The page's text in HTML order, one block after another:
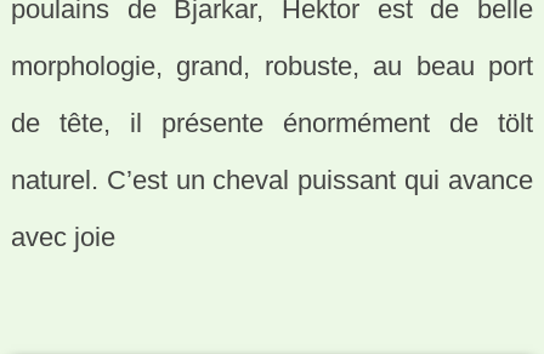
poulains de Bjarkar, Hektor est de belle
morphologie, grand, robuste, au beau port
de tête, il présente énormément de tölt
naturel. C’est un cheval puissant qui avance
avec joie